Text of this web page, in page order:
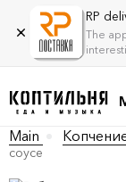
RP
The
Main
соусе